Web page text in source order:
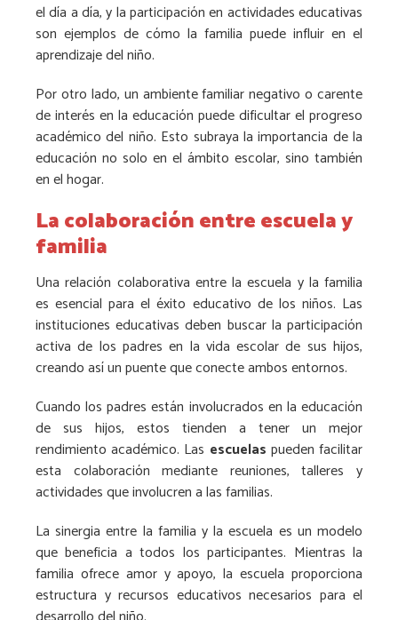
el día a día, y la participación en actividades educativas
son ejemplos de cómo la familia puede influir en el
aprendizaje del niño.
Por otro lado, un ambiente familiar negativo o carente
de interés en la educación puede dificultar el progreso
académico del niño. Esto subraya la importancia de la
educación no solo en el ámbito escolar, sino también
en el hogar.
La colaboración entre escuela y
familia
Una relación colaborativa entre la escuela y la familia
es esencial para el éxito educativo de los niños. Las
instituciones educativas deben buscar la participación
activa de los padres en la vida escolar de sus hijos,
creando así un puente que conecte ambos entornos.
Cuando los padres están involucrados en la educación
de sus hijos, estos tienden a tener un mejor
rendimiento académico. Las escuelas pueden facilitar
esta colaboración mediante reuniones, talleres y
actividades que involucren a las familias.
La sinergia entre la familia y la escuela es un modelo
que beneficia a todos los participantes. Mientras la
familia ofrece amor y apoyo, la escuela proporciona
estructura y recursos educativos necesarios para el